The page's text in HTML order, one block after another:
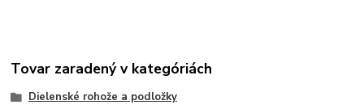
Tovar zaradený v kategóriách
Dielenské rohože a podložky